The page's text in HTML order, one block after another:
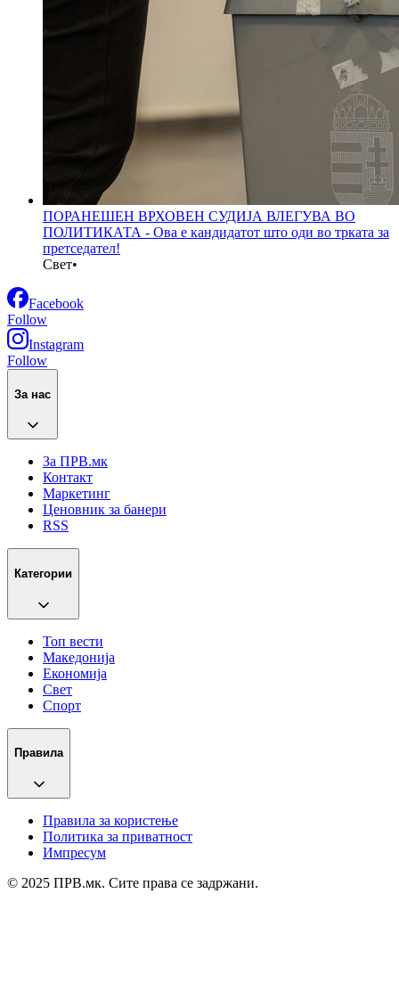
ПОРАНЕШЕН ВРХОВЕН СУДИЈА ВЛЕГУВА ВО
ПОЛИТИКАТА - Ова е кандидатот што оди во трката за
претседател!
Свет•
Facebook
Follow
Instagram
Follow
За нас
За ПРВ.мк
Контакт
Маркетинг
Ценовник за банери
RSS
Категории
Топ вести
Македонија
Економија
Свет
Спорт
Правила
Правила за користење
Политика за приватност
Импресум
© 2025 ПРВ.мк. Сите права се задржани.